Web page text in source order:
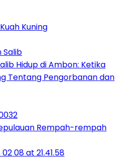
Kuning
Hidup di Ambon: Ketika
Tentang Pengorbanan dan
Rempah-rempah